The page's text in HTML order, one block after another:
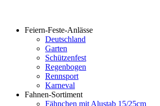
Feiern-Feste-Anlässe
Deutschland
Garten
Schützenfest
Regenbogen
Rennsport
Karneval
Fahnen-Sortiment
Fähnchen mit Alustab 15/25cm